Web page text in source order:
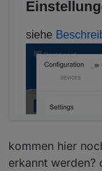
kommen hier
erkannt